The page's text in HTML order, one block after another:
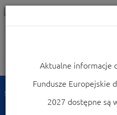
Strona główna
Monitor Wielkopolski
Aktualne informacje
Fundusze Europejskie
2027 dostępne są